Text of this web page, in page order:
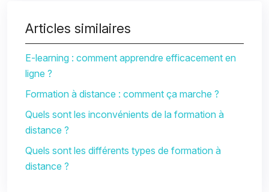
Articles similaires
E-learning : comment apprendre efficacement en
ligne ?
Formation à distance : comment ça marche ?
Quels sont les inconvénients de la formation à
distance ?
Quels sont les différents types de formation à
distance ?